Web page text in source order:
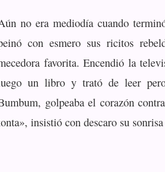
no era mediodía cuando
con esmero sus ricitos
favorita. Encendió la
un libro y trató de leer
golpeaba el corazón
insistió con descaro su sonrisa